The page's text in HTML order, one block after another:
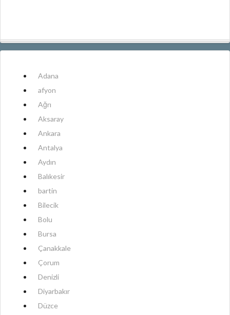
Adana
afyon
Ağrı
Aksaray
Ankara
Antalya
Aydın
Balıkesir
bartin
Bilecik
Bolu
Bursa
Çanakkale
Çorum
Denizli
Diyarbakır
Düzce